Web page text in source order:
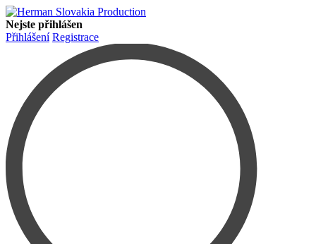
Nejste přihlášen
Přihlášení Registrace